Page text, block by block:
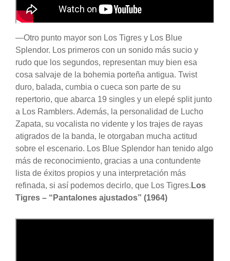
—Otro punto mayor son Los Tigres y Los Blue
Splendor. Los primeros con un sonido más sucio y
rudo que los segundos, representan muy bien esa
cosa salvaje de la bohemia porteña antigua. Twist
duro, balada, cumbia o cueca son parte de su
repertorio, que abarca 19 singles y un elepé split junto
a Los Ramblers. Además, la personalidad de Lucho
Zapata, su vocalista no vidente y los trajes de rayas
atigrados de la banda, le otorgaban mucha actitud
sobre el escenario. Los Blue Splendor han tenido algo
más de reconocimiento, gracias a una contundente
lista de éxitos propios y una interpretación más
refinada, si así podemos decirlo, que Los Tigres. Los
Tigres – “Pantalones ajustados” (1964)